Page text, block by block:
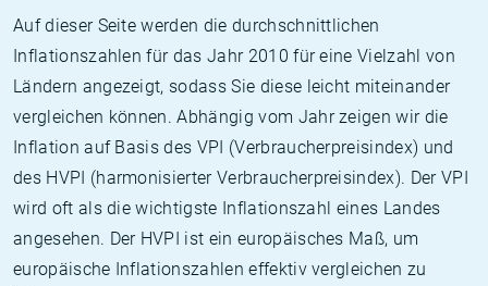
Auf dieser Seite werden die durchschnittlichen
Inflationszahlen für das Jahr 2010 für eine Vielzahl von
Ländern angezeigt, sodass Sie diese leicht miteinander
vergleichen können. Abhängig vom Jahr zeigen wir die
Inflation auf Basis des VPI (Verbraucherpreisindex) und
des HVPI (harmonisierter Verbraucherpreisindex). Der VPI
wird oft als die wichtigste Inflationszahl eines Landes
angesehen. Der HVPI ist ein europäisches Maß, um
europäische Inflationszahlen effektiv vergleichen zu